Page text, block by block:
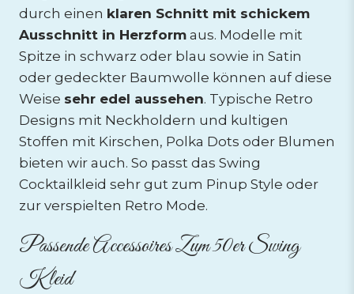
durch einen klaren Schnitt mit schickem
Ausschnitt in Herzform aus. Modelle mit
Spitze in schwarz oder blau sowie in Satin
oder gedeckter Baumwolle können auf diese
Weise sehr edel aussehen. Typische Retro
Designs mit Neckholdern und kultigen
Stoffen mit Kirschen, Polka Dots oder Blumen
bieten wir auch. So passt das Swing
Cocktailkleid sehr gut zum Pinup Style oder
zur verspielten Retro Mode.
Passende Accessoires Zum50er Swing
Kleid